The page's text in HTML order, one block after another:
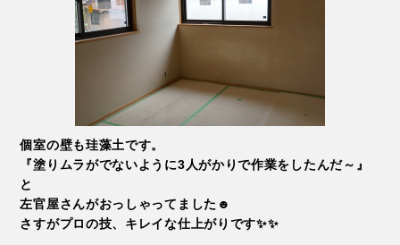
個室の壁も珪藻土です。
『塗りムラがでないように3人がかりで作業をしたんだ～』
と
左官屋さんがおっしゃってました☻
さすがプロの技、キレイな仕上がりです✨✨